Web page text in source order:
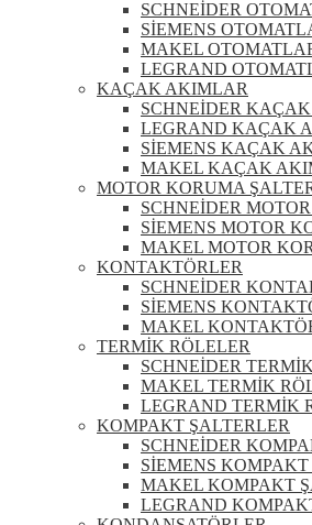
SCHNEİDER
SİEMENS
MAKEL
LEGRAND
KAÇAK AKIMLAR
SCHNEİDER
LEGRAND KAÇAK
SİEMENS KAÇAK
MAKEL KAÇAK
MOTOR KORUMA
SCHNEİDER
SİEMENS MOTOR
MAKEL MOTOR
KONTAKTÖRLER
SCHNEİDER
SİEMENS
MAKEL
TERMİK RÖLELER
SCHNEİDER
MAKEL TERMİK
LEGRAND TERMİK
KOMPAKT ŞALTERLER
SCHNEİDER
SİEMENS KOMPAKT
MAKEL KOMPAKT
LEGRAND